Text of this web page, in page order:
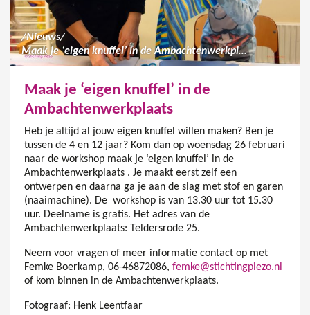
/Nieuws/
Maak je ‘eigen knuffel’ in de Ambachtenwerkplaats
Maak je ‘eigen knuffel’ in de
Ambachtenwerkplaats
Heb je altijd al jouw eigen knuffel willen maken? Ben je
tussen de 4 en 12 jaar? Kom dan op woensdag 26 februari
naar de workshop maak je ‘eigen knuffel’ in de
Ambachtenwerkplaats . Je maakt eerst zelf een
ontwerpen en daarna ga je aan de slag met stof en garen
(naaimachine). De workshop is van 13.30 uur tot 15.30
uur. Deelname is gratis. Het adres van de
Ambachtenwerkplaats: Teldersrode 25.
Neem voor vragen of meer informatie contact op met
Femke Boerkamp, 06-46872086, femke@stichtingpiezo.nl
of kom binnen in de Ambachtenwerkplaats.
Fotograaf: Henk Leentfaar